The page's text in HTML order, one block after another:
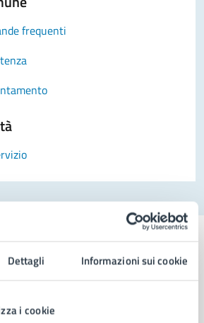
Dettagli Informazioni sui cookie
i cookie
frequenti